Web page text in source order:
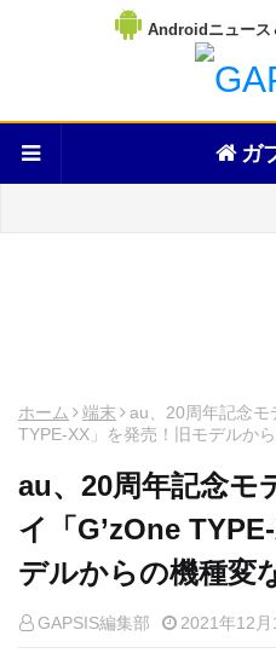
Androidニュース
ガ
ホーム 端末
au、20周年記念モ
TYPE-XX」を発売！旧モデルか
au、20周年記念モ
イ「G’zOne
デルからの機種変
GAPSIS編集部 2021年12月